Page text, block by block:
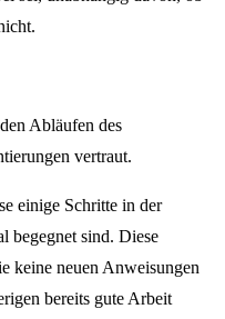
Abläufen des
vertraut.
einige Schritte in der
begegnet sind. Diese
keine neuen Anweisungen
bereits gute Arbeit